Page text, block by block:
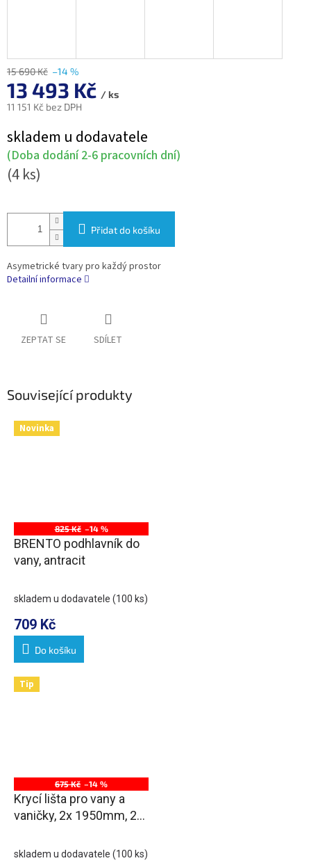
15 690 Kč –14 %
13 493 Kč / ks
11 151 Kč bez DPH
cena:
skladem u dodavatele
(Doba dodání 2-6 pracovních dní)
(4 ks)
Přidat do košíku
Asymetrické tvary pro každý prostor
Detailní informace
ZEPTAT SE SDÍLET
Související produkty
Novinka
825 Kč –14 %
BRENTO podhlavník do
vany, antracit
skladem u dodavatele (100 ks)
709 Kč
Do košíku
Tip
675 Kč –14 %
Krycí lišta pro vany a
vaničky, 2x 1950mm, 2x
skladem u dodavatele (100 ks)